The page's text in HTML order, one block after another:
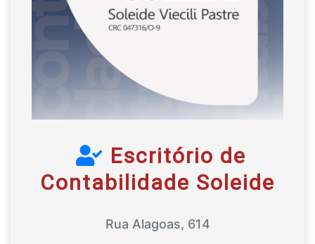
Escritório de
Contabilidade Soleide
Rua Alagoas, 614